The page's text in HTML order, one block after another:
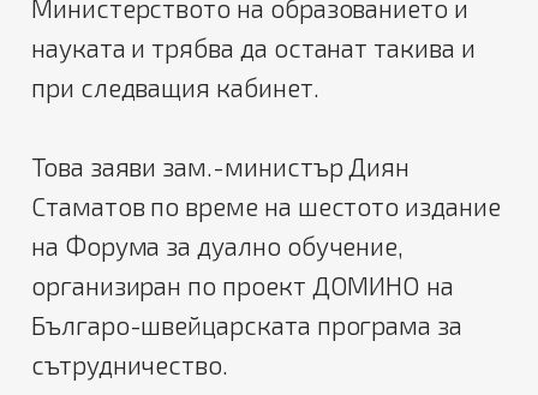
Министерството на образованието и
науката и трябва да останат такива и
при следващия кабинет.
Това заяви зам.-министър Диян
Стаматов по време на шестото издание
на Форума за дуално обучение,
организиран по проект ДОМИНО на
Българо-швейцарската програма за
сътрудничество.